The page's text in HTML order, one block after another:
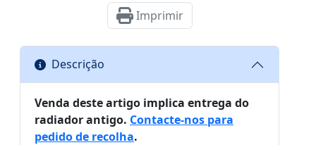
Imprimir
Descrição
Venda deste artigo implica entrega do
radiador antigo. Contacte-nos para
pedido de recolha.